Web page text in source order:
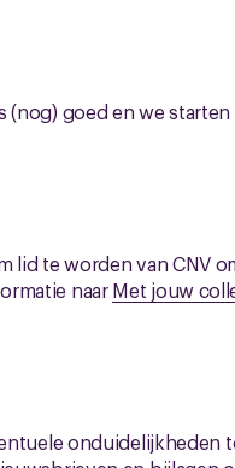
goed en we
lid te worden van CNV
naarMet jouw
onduidelijkheden